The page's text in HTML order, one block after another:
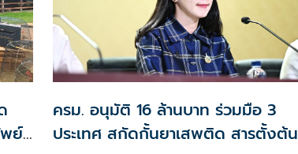
ย์
ครม. อนุมัติ 16 ล้านบาท ร่วมมือ 3
ประเทศ สกัดกั้นยาเสพติด สารตั้งต้น